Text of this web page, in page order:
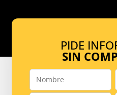
PIDE
SIN
Nombre
*